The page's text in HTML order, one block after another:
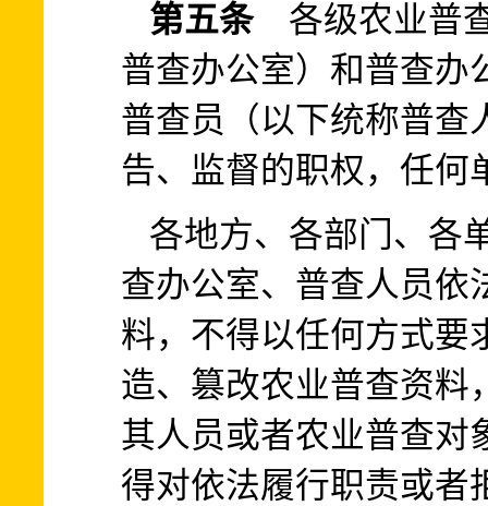
第五条各级农业普查
普查办公室）和普查办
普查员（以下统称普查
告、监督的职权，任何
各地方、各部门、各
查办公室、普查人员依
料，不得以任何方式要
造、篡改农业普查资料
其人员或者农业普查对
得对依法履行职责或者